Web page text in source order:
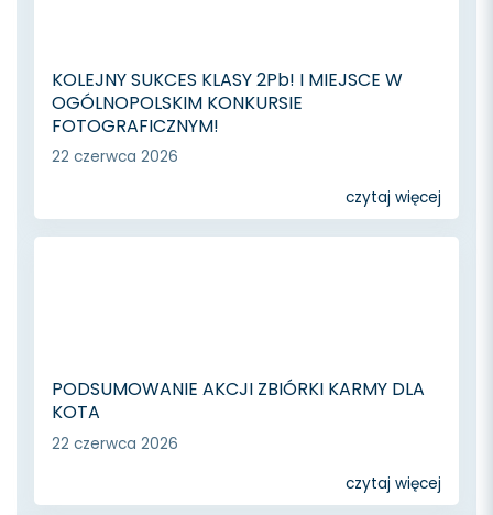
KOLEJNY SUKCES KLASY 2Pb! I MIEJSCE W
OGÓLNOPOLSKIM KONKURSIE
FOTOGRAFICZNYM!
22 czerwca 2026
czytaj więcej
PODSUMOWANIE AKCJI ZBIÓRKI KARMY DLA
KOTA
22 czerwca 2026
czytaj więcej